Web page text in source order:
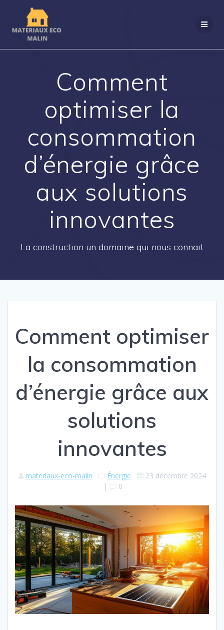
Comment
optimiser la
consommation
d’énergie grâce
aux solutions
innovantes
La construction un domaine qui nous connait
Comment optimiser
la consommation
d’énergie grâce aux
solutions
innovantes
materiaux-eco-malin Énergie
23 décembre 2024
|
0